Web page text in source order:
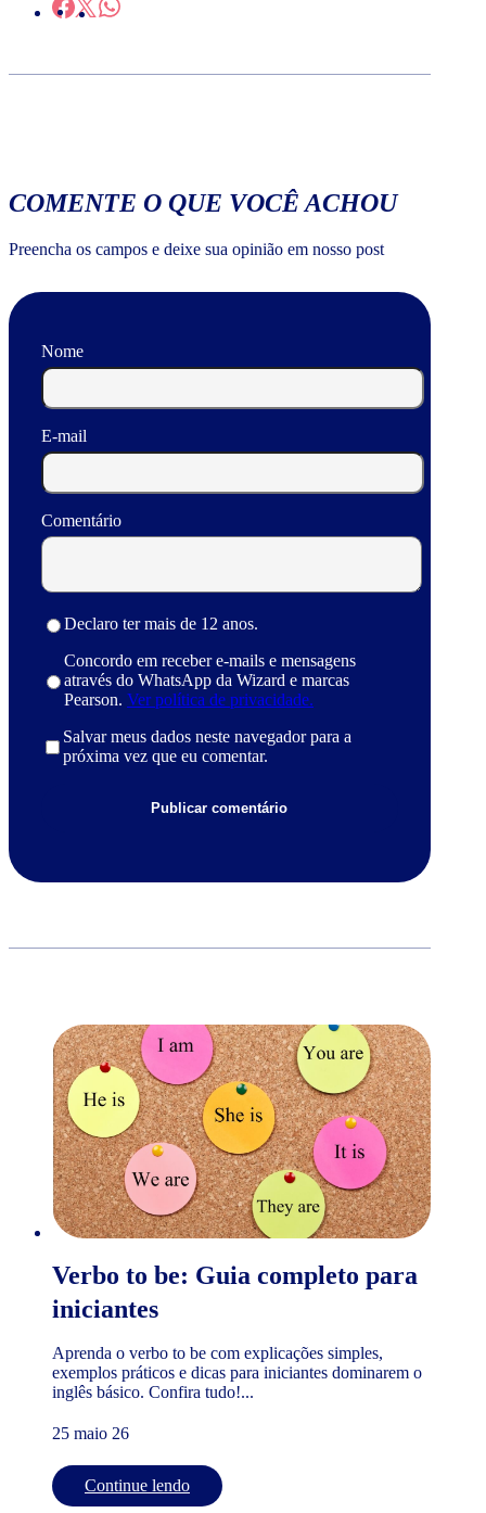
COMENTE O QUE VOCÊ ACHOU
Preencha os campos e deixe sua opinião em nosso post
Nome
E-mail
Comentário
Declaro ter mais de 12 anos.
Concordo em receber e-mails e mensagens
através do WhatsApp da Wizard e marcas
Pearson. Ver política de privacidade.
Salvar meus dados neste navegador para a
próxima vez que eu comentar.
Verbo to be: Guia completo para
iniciantes
Aprenda o verbo to be com explicações simples,
exemplos práticos e dicas para iniciantes dominarem o
inglês básico. Confira tudo!...
25 maio 26
Continue lendo